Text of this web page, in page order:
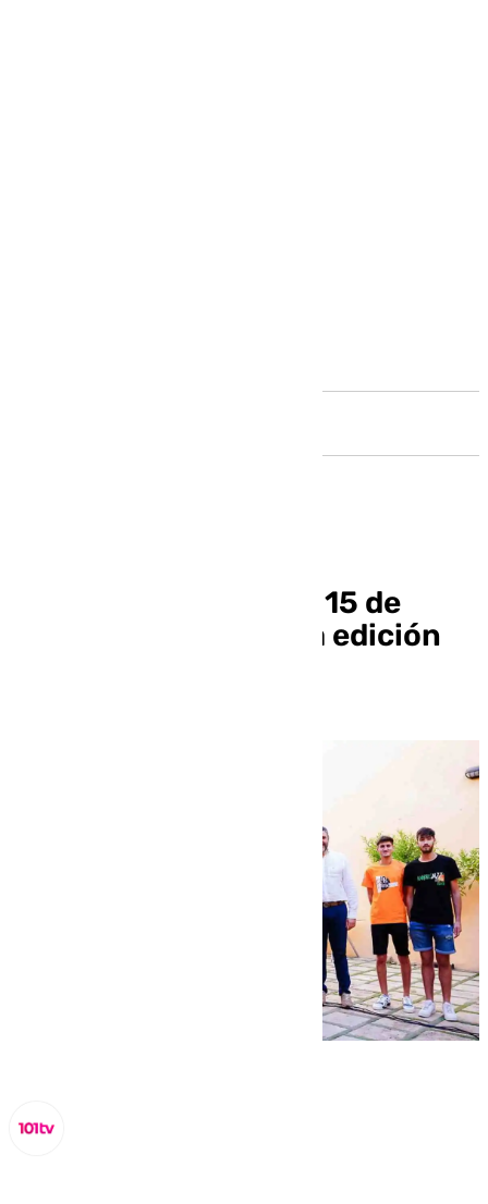
Gádor acoge del 13 al 15 de
septiembre la tercera edición